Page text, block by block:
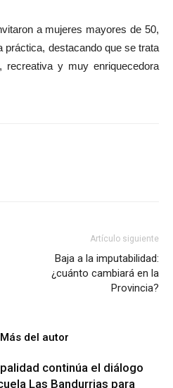
a mujeres mayores de 50,
práctica, destacando que se trata
recreativa y muy enriquecedora
Artículo siguiente
Baja a la imputabilidad:
¿cuánto cambiará en la
Provincia?
Más del autor
continúa el diálogo
Las Bandurrias para